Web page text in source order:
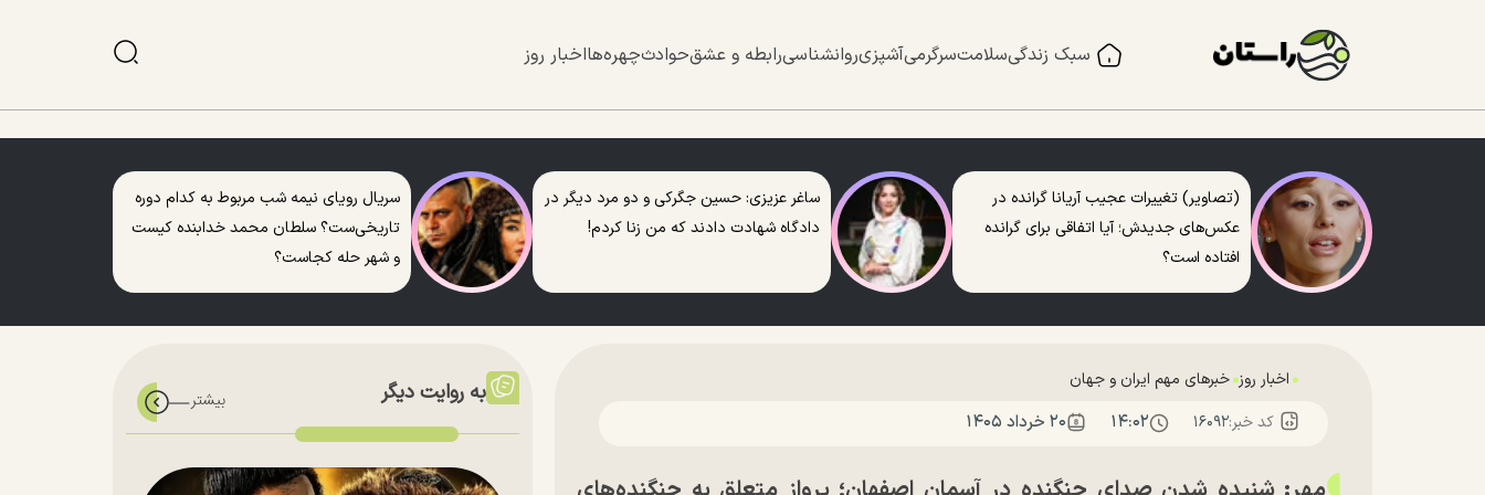
سبک زندگیسلامتسرگرمیآشپزیروانشناسیرابطه و عشقحوادثچهره‌هااخبار روز
(تصاویر) تغییرات عجیب آریانا گرانده در
عکس‌های جدیدش؛ آیا اتفاقی برای گرانده
افتاده است؟
ساغر عزیزی: حسین جگرکی و دو مرد دیگر در
دادگاه شهادت دادند که من زنا کردم!
سریال رویای نیمه شب مربوط به کدام دوره
تاریخی‌ست؟ سلطان محمد خدابنده کیست
و شهر حله کجاست؟
اخبار روز خبرهای مهم ایران و جهان
کد خبر:۱۶۰۹۲ ۱۴:۰۲ ۲۰ خرداد ۱۴۰۵
به روایت دیگر